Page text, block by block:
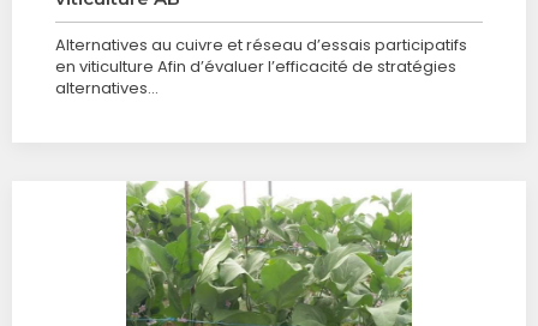
Alternatives au cuivre et réseau d’essais participatifs
en viticulture Afin d’évaluer l’efficacité de stratégies
alternatives…